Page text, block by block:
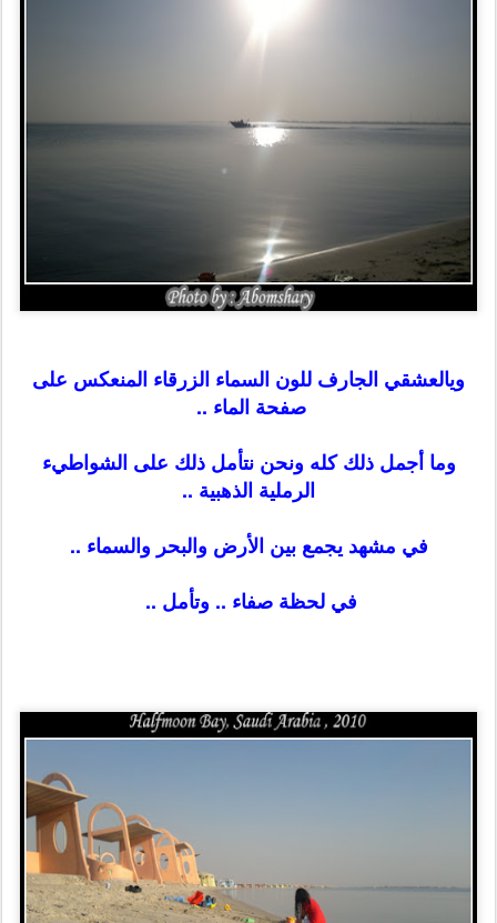
ويالعشقي الجارف للون السماء الزرقاء المنعكس على
صفحة الماء ..
وما أجمل ذلك كله ونحن نتأمل ذلك على الشواطيء
الرملية الذهبية ..
في مشهد يجمع بين الأرض والبحر والسماء ..
في لحظة صفاء .. وتأمل ..